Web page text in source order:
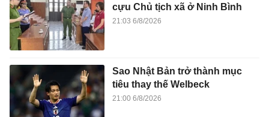
cựu Chủ tịch xã ở Ninh Bình
21:03 6/8/2026
Sao Nhật Bản trở thành mục
tiêu thay thế Welbeck
21:00 6/8/2026